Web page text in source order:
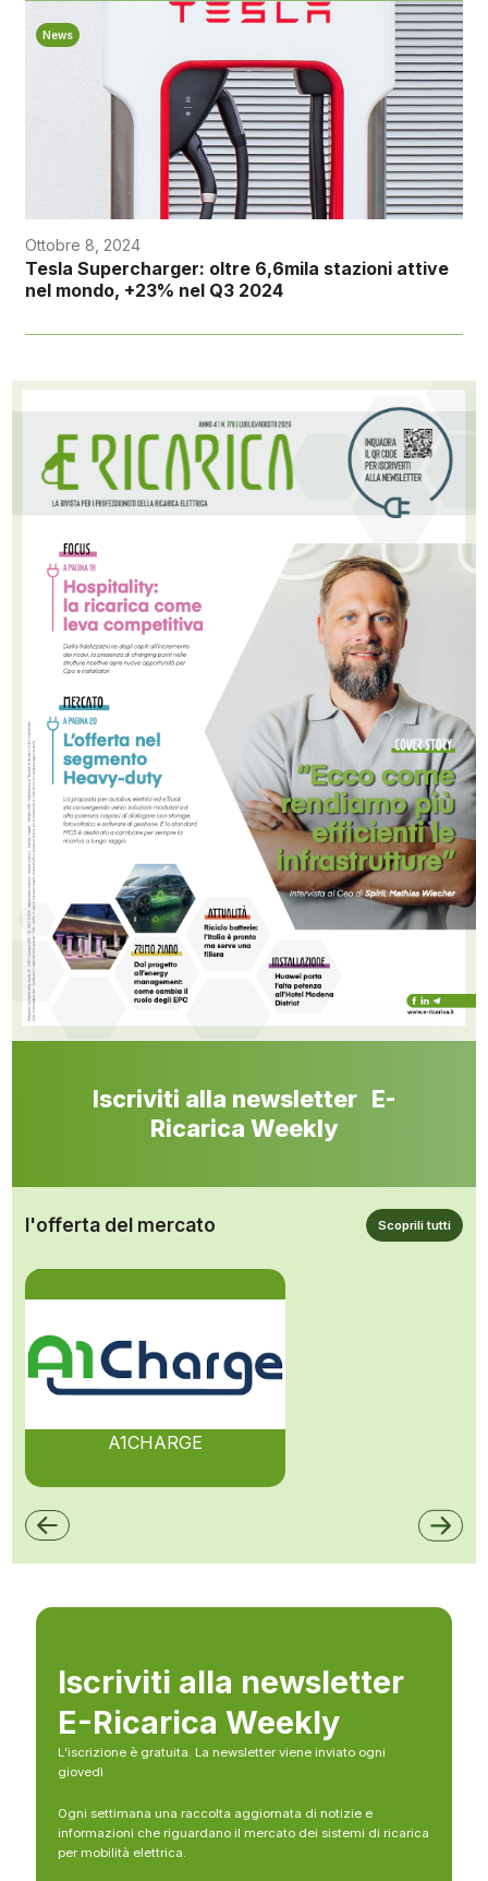
News
Ottobre 8, 2024
Tesla Supercharger: oltre 6,6mila stazioni attive
nel mondo, +23% nel Q3 2024
Iscriviti alla newsletter E-
Ricarica Weekly
l'offerta del mercato Scoprili tutti
A1CHARGE
Iscriviti alla newsletter
E-Ricarica Weekly
L’iscrizione è gratuita. La newsletter viene inviato ogni
giovedì
Ogni settimana una raccolta aggiornata di notizie e
informazioni che riguardano il mercato dei sistemi di ricarica
per mobilità elettrica.